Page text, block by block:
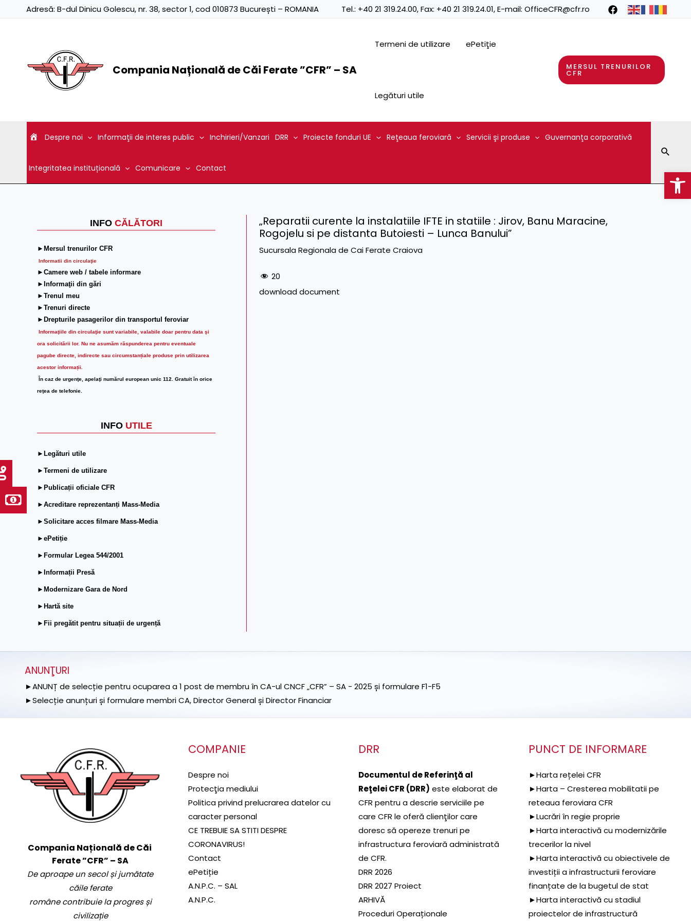
Adresă: B-dul Dinicu Golescu, nr. 38, sector 1, cod 010873 București – ROMANIA Tel.: +40 21 319.24.00, Fax: +40 21 319.24.01, E-mail: OfficeCFR@cfr.ro
Compania Națională de Căi Ferate ”CFR” – SA
Termeni de utilizare ePetiţie
Legături utile
MERSUL TRENURILOR
CFR
Despre noi Informaţii de interes public Inchirieri/Vanzari DRR Proiecte fonduri UE Reţeaua feroviară Servicii şi produse Guvernanţa corporativă
Integritatea instituțională Comunicare Contact
INFO CĂLĂTORI
►Mersul trenurilor CFR
Informatii din circulaţie
►Camere web / tabele informare
►Informaţii din gări
►Trenul meu
►Trenuri directe
►Drepturile pasagerilor din transportul feroviar
Informaţiile din circulaţie sunt variabile, valabile doar pentru data şi
ora solicitării lor. Nu ne asumăm răspunderea pentru eventuale
pagube directe, indirecte sau circumstanțiale produse prin utilizarea
acestor informații.
În caz de urgenţe, apelaţi numărul european unic 112. Gratuit în orice
reţea de telefonie.
INFO UTILE
►Legături utile
►Termeni de utilizare
►Publicații oficiale CFR
►Acreditare reprezentanți Mass-Media
►Solicitare acces filmare Mass-Media
►ePetiție
►Formular Legea 544/2001
►Informații Presă
►Modernizare Gara de Nord
►Hartă site
►Fii pregătit pentru situații de urgență
„Reparatii curente la instalatiile IFTE in statiile : Jirov, Banu Maracine,
Rogojelu si pe distanta Butoiesti – Lunca Banului”
Sucursala Regionala de Cai Ferate Craiova
20
download document
ANUNŢURI
►ANUNȚ de selecție pentru ocuparea a 1 post de membru în CA-ul CNCF „CFR” – SA - 2025 și formulare F1-F5
►Selecție anunțuri și formulare membri CA, Director General și Director Financiar
Compania Națională de Căi
Ferate ”CFR” – SA
De aproape un secol și jumătate
căile ferate
române contribuie la progres și
civilizație
COMPANIE
Despre noi
Protecţia mediului
Politica privind prelucrarea datelor cu
caracter personal
CE TREBUIE SA STITI DESPRE
CORONAVIRUS!
Contact
ePetiție
A.N.P.C. – SAL
A.N.P.C.
DRR
Documentul de Referinţă al
Reţelei CFR (DRR) este elaborat de
CFR pentru a descrie serviciile pe
care CFR le oferă clienţilor care
doresc să opereze trenuri pe
infrastructura feroviară administrată
de CFR.
DRR 2026
DRR 2027 Proiect
ARHIVĂ
Proceduri Operaționale
PUNCT DE INFORMARE
►Harta rețelei CFR
►Harta – Cresterea mobilitatii pe
reteaua feroviara CFR
►Lucrări în regie proprie
►Harta interactivă cu modernizările
trecerilor la nivel
►Harta interactivă cu obiectivele de
investiții a infrastructurii feroviare
finanțate de la bugetul de stat
►Harta interactivă cu stadiul
proiectelor de infrastructură